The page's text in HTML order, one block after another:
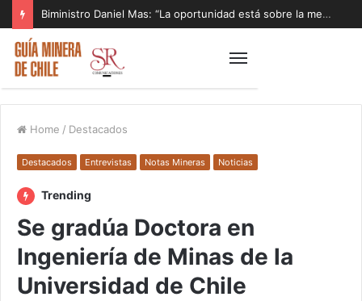
Biministro Daniel Mas: “La oportunidad está sobre la mesa y tenemos que aprovecharla”
Home / Destacados
Destacados Entrevistas Notas Mineras Noticias
Trending
Se gradúa Doctora en
Ingeniería de Minas de la
Universidad de Chile